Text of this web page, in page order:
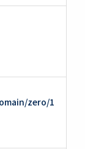
zero/1